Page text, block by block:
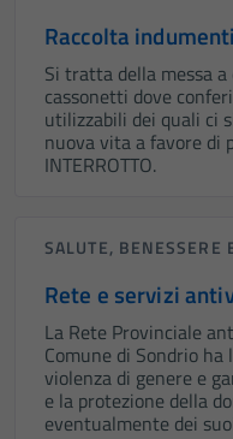
Raccolta
Si tratta della messa
cassonetti dove
utilizzabili dei quali ci
nuova vita a favore di
INTERROTTO.
SALUTE, BENESSERE
Rete e servizi
La Rete Provinciale
Comune di Sondrio
violenza di genere e
e la protezione della
eventualmente dei